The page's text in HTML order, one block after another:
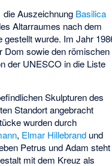
die Auszeichnung Basilica
Altarraumes nach dem
gestellt wurde. Im Jahr
Dom sowie den römischen
der UNESCO in die Liste
Skulpturen des
Standort angebracht
wurden durch
, Elmar Hillebrandund
Petrus und Adam steht
mit dem Kreuz als